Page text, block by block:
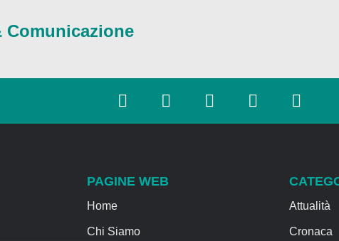
Comunicazione
PAGINE WEB
Home
Chi Siamo
Attualità
Cronaca